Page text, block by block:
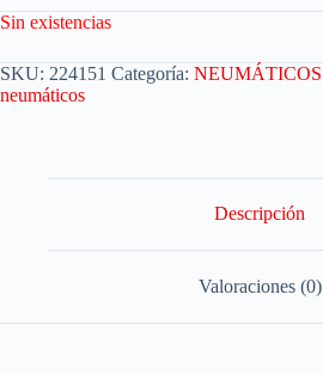
Sin existencias
SKU: 224151 Categoría: NEUMÁTICOS
neumáticos
Descripción
Valoraciones (0)